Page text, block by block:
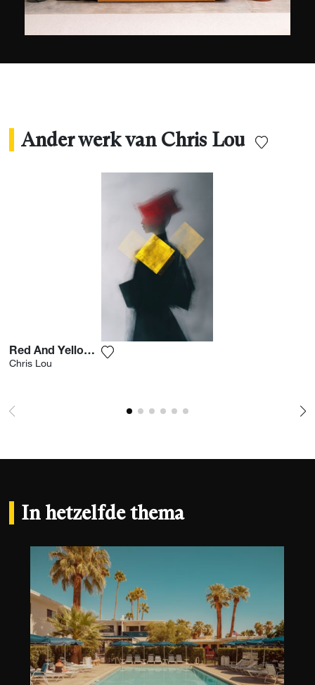
Ander werk van Chris Lou
Red And Yellow Harmony
Chris Lou
In hetzelfde thema